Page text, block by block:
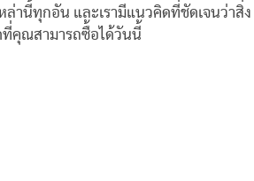
ล่านี้ทุกอัน และเรามีแนวคิดที่ชัดเจนว่าสิ่ง
คุณสามารถซื้อได้วันนี้